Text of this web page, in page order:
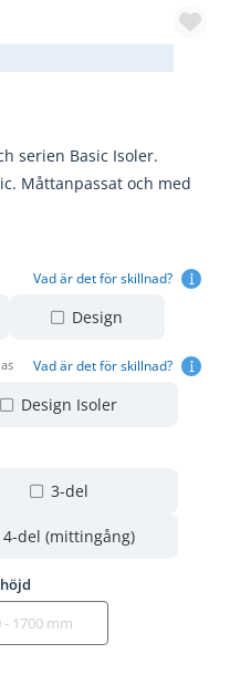
serien Basic Isoler.
Måttanpassat och med
Vad är det för skillnad?
Design
Vad är det för skillnad?
Design Isoler
3-del
4-del (mittingång)